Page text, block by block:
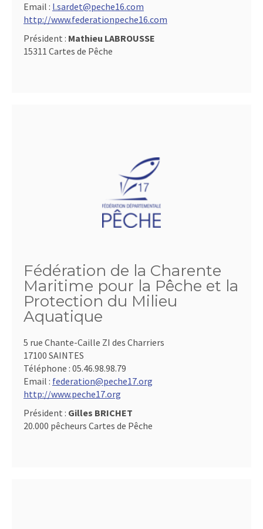
Email : l.sardet@peche16.com
http://www.federationpeche16.com
Président : Mathieu LABROUSSE
15311 Cartes de Pêche
Fédération de la Charente
Maritime pour la Pêche et la
Protection du Milieu
Aquatique
5 rue Chante-Caille ZI des Charriers
17100 SAINTES
Téléphone : 05.46.98.98.79
Email : federation@peche17.org
http://www.peche17.org
Président : Gilles BRICHET
20.000 pêcheurs Cartes de Pêche